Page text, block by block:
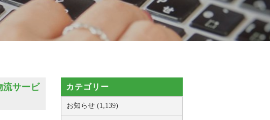
流サービ
カテゴリー
お知らせ (1,139)